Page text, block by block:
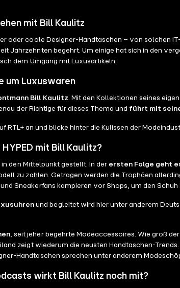
mit Bill Kaulitz
oder coole Designer-Handtaschen – von solchen
Jahrzehnten begehrt. Um einige hat sich in den
dem Umgang mit Luxusartikeln.
um Luxuswaren
Bill Kaulitz. Mit den Kollektionen seines
der Richtige für dieses Thema und führt mit
RTL+ an und blicke hinter die Kulissen der
mit Bill Kaulitz?
in den Mittelpunkt gestellt. In der ersten Folge geht
zu zahlen. Getragen werden die Trophäen
Sneakerfans kampieren vor Shops, um den
und begleitet wird hier unter anderem
, seit jeher begehrte Modeaccessoires. Wie groß
zeigt wiederum die neusten Handtaschen-
Handtaschen sprechen unter anderem
wirkt Bill Kaulitz noch mit?